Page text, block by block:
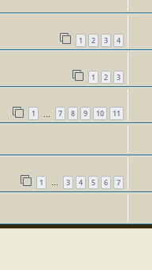
1 2 3 4
1 2 3
1 7 8 9 10 11
1 … 3 4 5 6 7